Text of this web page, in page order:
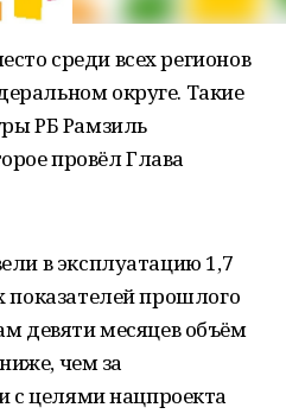
среди всех регионов
округе. Такие
РБ Рамзиль
провёл Глава
в эксплуатацию 1,7
прошлого
девяти месяцев объём
чем за
с целями нацпроекта